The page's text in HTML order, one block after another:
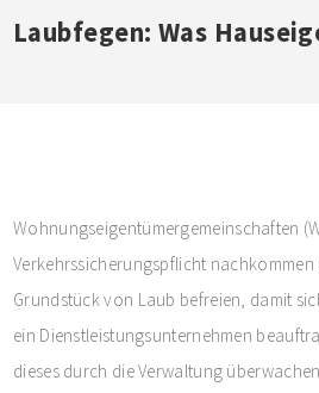
Wohnungseigentümergemeinschaften
Verkehrssicherungspflicht nachkommen
Grundstück von Laub befreien, damit
ein Dienstleistungsunternehmen
dieses durch die Verwaltung